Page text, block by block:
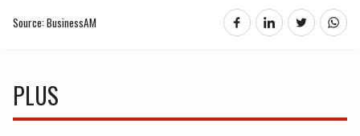
Source: BusinessAM
PLUS